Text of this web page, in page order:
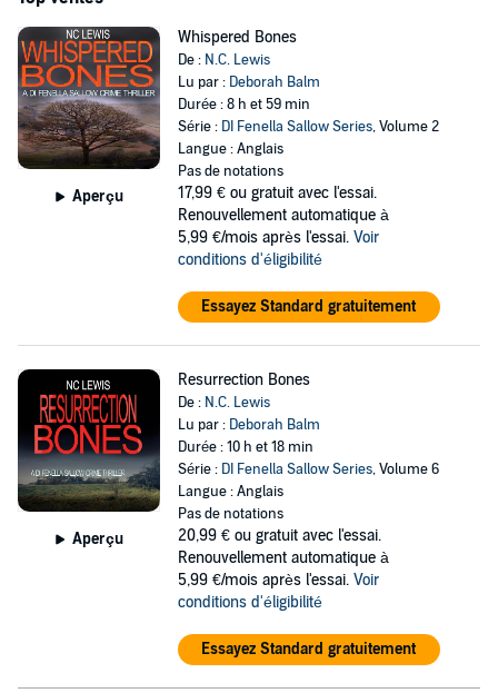
Aperçu
Whispered Bones
De : N.C. Lewis
Lu par : Deborah Balm
Durée : 8 h et 59 min
Série : DI Fenella Sallow Series, Volume 2
Langue : Anglais
Pas de notations
17,99 € ou gratuit avec l'essai.
Renouvellement automatique à
5,99 €/mois après l'essai. Voir
conditions d'éligibilité
Essayez Standard gratuitement
Aperçu
Resurrection Bones
De : N.C. Lewis
Lu par : Deborah Balm
Durée : 10 h et 18 min
Série : DI Fenella Sallow Series, Volume 6
Langue : Anglais
Pas de notations
20,99 € ou gratuit avec l'essai.
Renouvellement automatique à
5,99 €/mois après l'essai. Voir
conditions d'éligibilité
Essayez Standard gratuitement